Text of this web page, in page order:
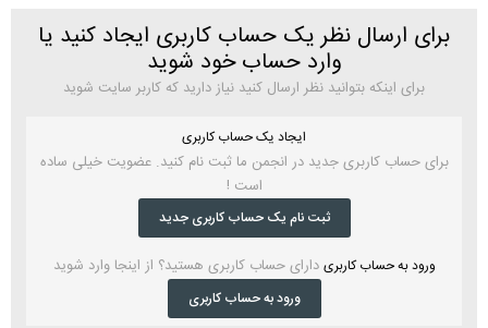
برای ارسال نظر یک حساب کاربری ایجاد کنید یا
وارد حساب خود شوید
برای اینکه بتوانید نظر ارسال کنید نیاز دارید که کاربر سایت شوید
ایجاد یک حساب کاربری
برای حساب کاربری جدید در انجمن ما ثبت نام کنید. عضویت خیلی ساده
است !
ثبت نام یک حساب کاربری جدید
ورود به حساب کاربری دارای حساب کاربری هستید؟ از اینجا وارد شوید
ورود به حساب کاربری